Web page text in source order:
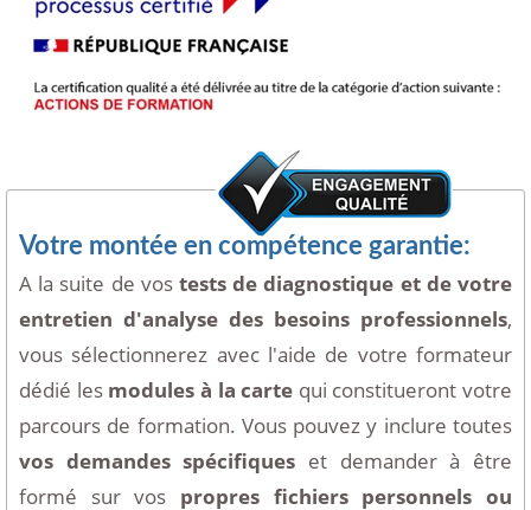
Votre montée en compétence garantie:
A la suite de vos tests de diagnostique et de votre
entretien d'analyse des besoins professionnels,
vous sélectionnerez avec l'aide de votre formateur
dédié les modules à la carte qui constitueront votre
parcours de formation. Vous pouvez y inclure toutes
vos demandes spécifiques et demander à être
formé sur vos propres fichiers personnels ou